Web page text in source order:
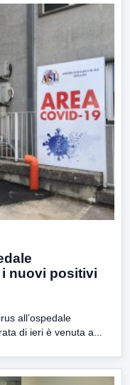
i nuovi positivi
all’ospedale
di ieri è venuta a...